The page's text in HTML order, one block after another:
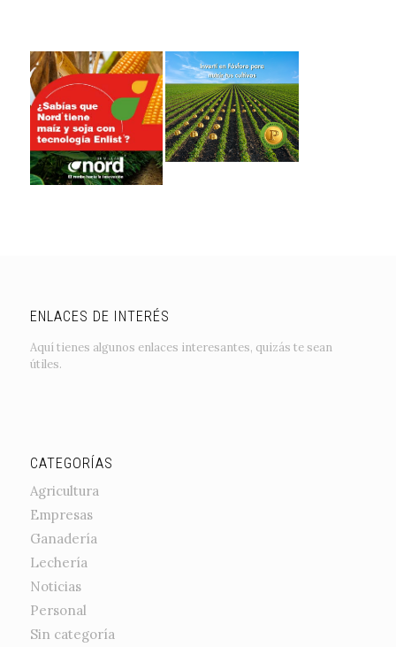
ENLACES DE INTERÉS
Aquí tienes algunos enlaces interesantes, quizás te sean
útiles.
CATEGORÍAS
Agricultura
Empresas
Ganadería
Lechería
Noticias
Personal
Sin categoría